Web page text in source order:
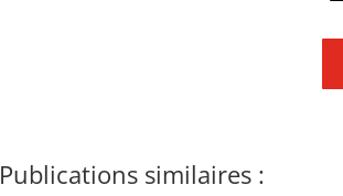
Publications similaires :